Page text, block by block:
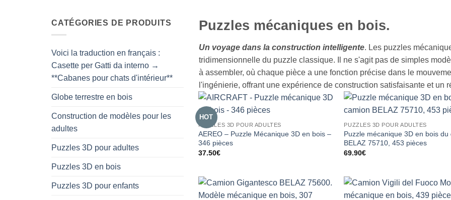
CATÉGORIES DE PRODUITS
Voici la traduction en français :
Casette per Gatti da interno →
**Cabanes pour chats d'intérieur**
Globe terrestre en bois
Construction de modèles pour les
adultes
Puzzles 3D pour adultes
Puzzles 3D en bois
Puzzles 3D pour enfants
Puzzles mécaniques en bois.
Un voyage dans la construction intelligente. Les puzzles
tridimensionnelle du puzzle classique. Il ne s'agit pas de simples
à assembler, où chaque pièce a une fonction précise dans le
l'ingénierie, offrant une expérience de construction satisfaisante et un
HOT
PUZZLES 3D POUR ADULTES
AEREO – Puzzle Mécanique 3D en bois –
346 pièces
37.50€
PUZZLES 3D POUR ADULTES
Puzzle mécanique 3D en bois du
BELAZ 75710, 453 pièces
69.90€